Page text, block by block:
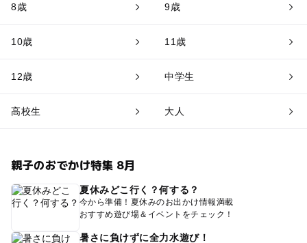
8歳 9歳
10歳 11歳
12歳 中学生
高校生 大人
親子のおでかけ特集 8月
夏休みどこ行く？何する？
今から準備！夏休みのお出かけ情報満載
おすすめ遊び場＆イベントをチェック！
暑さに負けずに全力水遊び！